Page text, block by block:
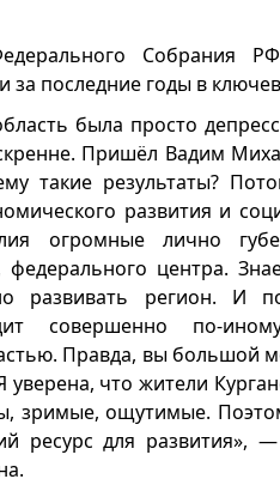
Собрания
за последние годы в
была просто
Пришёл Вадим
такие результаты?
развития и
огромные лично
федерального центра.
развивать регион. И
совершенно по-
Правда, вы большой
что жители
зримые, ощутимые.
ресурс для развития»,